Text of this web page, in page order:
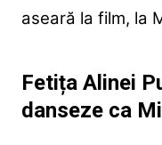
aseară la film, la
Fetița Alinei
danseze ca